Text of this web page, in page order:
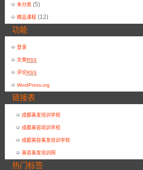
未分类 (5)
精品课程 (12)
功能
登录
文章RSS
评论RSS
WordPress.org
链接表
成都美发培训学校
成都美容培训学校
成都美容美发培训学校
美容美发培训网
热门标签